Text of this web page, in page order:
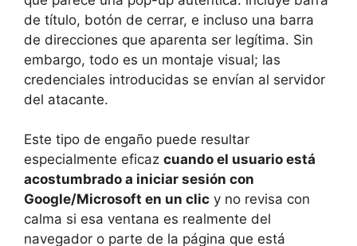
de título, botón de cerrar, e incluso una barra
de direcciones que aparenta ser legítima. Sin
embargo, todo es un montaje visual; las
credenciales introducidas se envían al servidor
del atacante.
Este tipo de engaño puede resultar
especialmente eficaz cuando el usuario está
acostumbrado a iniciar sesión con
Google/Microsoft en un clic y no revisa con
calma si esa ventana es realmente del
navegador o parte de la página que está